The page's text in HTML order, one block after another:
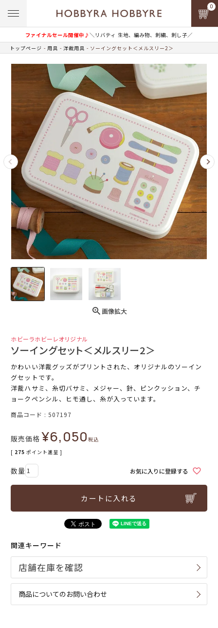
ファイナルセール開催中♪＼リバティ 生地、編み物、刺繍、刺し子／
0
トップページ 用具 洋裁用具 ソーイングセット＜メルスリー2＞
画像拡大
ホビーラホビーレオリジナル
ソーイングセット＜メルスリー2＞
かわいい洋裁グッズがプリントされた、オリジナルのソーイン
グセットです。
洋裁ハサミ、糸切バサミ、メジャー、針、ピンクッション、チ
ョークペンシル、ヒモ通し、糸が入っています。
商品コード 507197
販売価格 ¥6,050税込
[ 275 ポイント進呈 ]
お気に入りに登録する
カートに入れる
関連キーワード
商品についてのお問い合わせ